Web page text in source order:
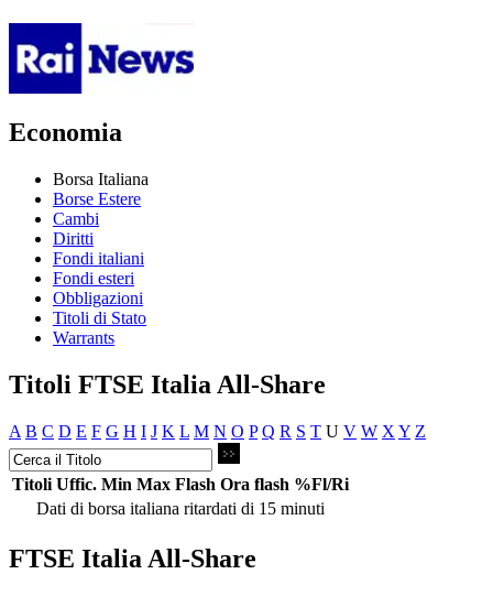
Economia
Borsa Italiana
Borse Estere
Cambi
Diritti
Fondi italiani
Fondi esteri
Obbligazioni
Titoli di Stato
Warrants
Titoli FTSE Italia All-Share
A B C D E F G H I J K L M N O P Q R S T U V W X Y Z
Titoli Uffic. Min Max Flash Ora flash %Fl/Ri
Dati di borsa italiana ritardati di 15 minuti
FTSE Italia All-Share